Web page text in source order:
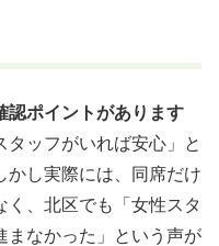
認ポイントがあります
タッフがいれば安心」と
かし実際には、同席だけ
く、北区でも「女性スタ
まなかった」という声が